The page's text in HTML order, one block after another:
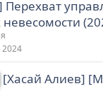
[Хасай Алиев]